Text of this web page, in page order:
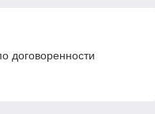
договоренности